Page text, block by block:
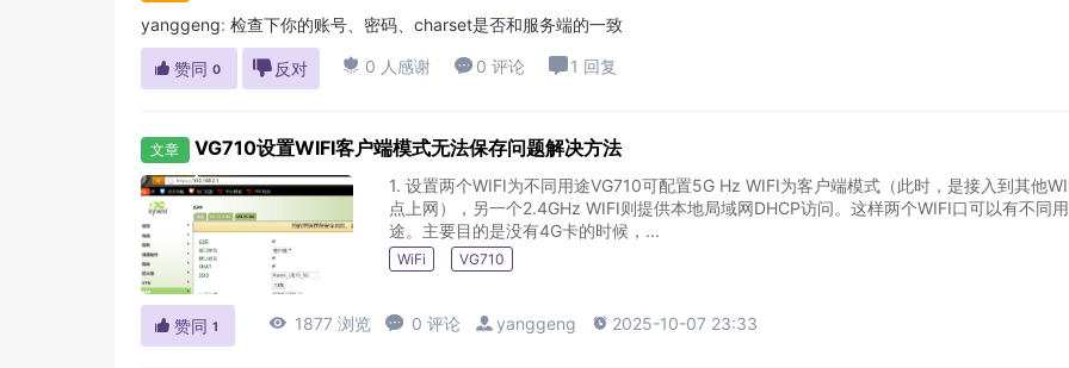
yanggeng: 检查下你的账号、密码、charset是否和服务端的一致
 赞同 0  反对  0 人感谢  0 评论 1 回复
文章 VG710设置WIFI客户端模式无法保存问题解决方法
1. 设置两个WIFI为不同用途VG710可配置5G Hz WIFI为客户端模式（此时，是接入到其他
点上网），另一个2.4GHz WIFI则提供本地局域网DHCP访问。这样两个WIFI口可以有不同用
途。主要目的是没有4G卡的时候，...
WiFi VG710
 赞同 1  1877 浏览  0 评论  yanggeng  2025-10-07 23:33